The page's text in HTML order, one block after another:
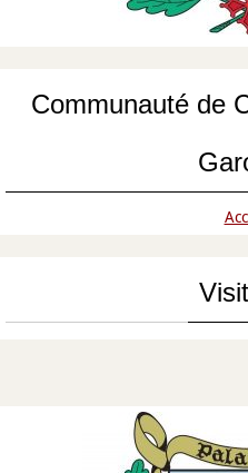
Communauté de